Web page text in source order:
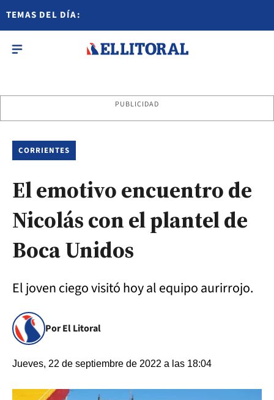
TEMAS DEL DÍA:
PUBLICIDAD
CORRIENTES
El emotivo encuentro de
Nicolás con el plantel de
Boca Unidos
El joven ciego visitó hoy al equipo aurirrojo.
Por El Litoral
Jueves, 22 de septiembre de 2022 a las 18:04